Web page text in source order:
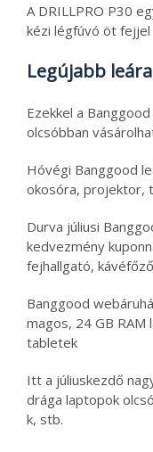
A DRILLPRO P30
kézi légfúvó öt fejjel
Legújabb
Ezekkel a
olcsóbban
Hóvégi Banggood
okosóra, projektor,
Durva júliusi
kedvezmény
fejhallgató, kávéfőző
Banggood
magos, 24 GB
tabletek
Itt a júliuskezdő
drága laptopok
k, stb.